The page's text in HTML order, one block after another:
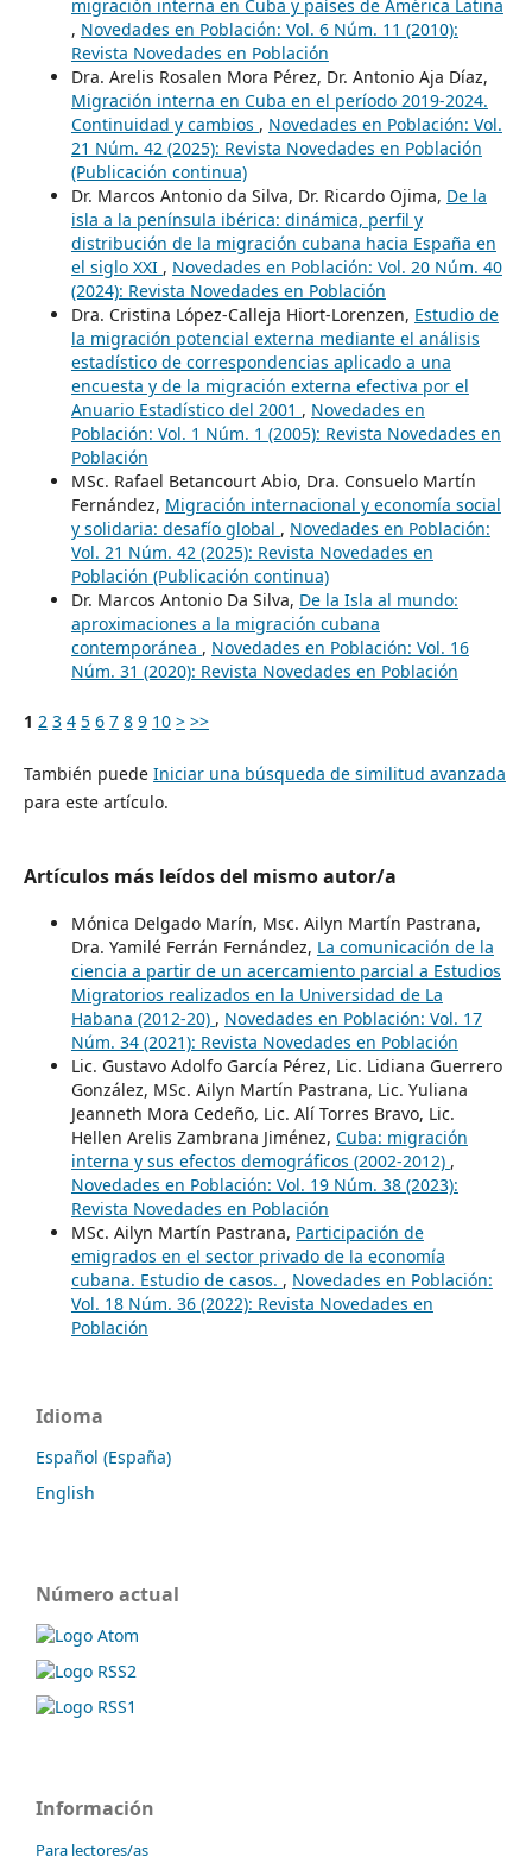
migración interna en Cuba y países de América Latina
, Novedades en Población: Vol. 6 Núm. 11 (2010):
Revista Novedades en Población
Dra. Arelis Rosalen Mora Pérez, Dr. Antonio Aja Díaz,
Migración interna en Cuba en el período 2019-2024.
Continuidad y cambios , Novedades en Población: Vol.
21 Núm. 42 (2025): Revista Novedades en Población
(Publicación continua)
Dr. Marcos Antonio da Silva, Dr. Ricardo Ojima, De la
isla a la península ibérica: dinámica, perfil y
distribución de la migración cubana hacia España en
el siglo XXI , Novedades en Población: Vol. 20 Núm. 40
(2024): Revista Novedades en Población
Dra. Cristina López-Calleja Hiort-Lorenzen, Estudio de
la migración potencial externa mediante el análisis
estadístico de correspondencias aplicado a una
encuesta y de la migración externa efectiva por el
Anuario Estadístico del 2001 , Novedades en
Población: Vol. 1 Núm. 1 (2005): Revista Novedades en
Población
MSc. Rafael Betancourt Abio, Dra. Consuelo Martín
Fernández, Migración internacional y economía social
y solidaria: desafío global , Novedades en Población:
Vol. 21 Núm. 42 (2025): Revista Novedades en
Población (Publicación continua)
Dr. Marcos Antonio Da Silva, De la Isla al mundo:
aproximaciones a la migración cubana
contemporánea , Novedades en Población: Vol. 16
Núm. 31 (2020): Revista Novedades en Población
1 2 3 4 5 6 7 8 9 10 > >>
También puede Iniciar una búsqueda de similitud avanzada
para este artículo.
Artículos más leídos del mismo autor/a
Mónica Delgado Marín, Msc. Ailyn Martín Pastrana,
Dra. Yamilé Ferrán Fernández, La comunicación de la
ciencia a partir de un acercamiento parcial a Estudios
Migratorios realizados en la Universidad de La
Habana (2012-20) , Novedades en Población: Vol. 17
Núm. 34 (2021): Revista Novedades en Población
Lic. Gustavo Adolfo García Pérez, Lic. Lidiana Guerrero
González, MSc. Ailyn Martín Pastrana, Lic. Yuliana
Jeanneth Mora Cedeño, Lic. Alí Torres Bravo, Lic.
Hellen Arelis Zambrana Jiménez, Cuba: migración
interna y sus efectos demográficos (2002-2012) ,
Novedades en Población: Vol. 19 Núm. 38 (2023):
Revista Novedades en Población
MSc. Ailyn Martín Pastrana, Participación de
emigrados en el sector privado de la economía
cubana. Estudio de casos. , Novedades en Población:
Vol. 18 Núm. 36 (2022): Revista Novedades en
Población
Idioma
Español (España)
English
Número actual
Información
Para lectores/as